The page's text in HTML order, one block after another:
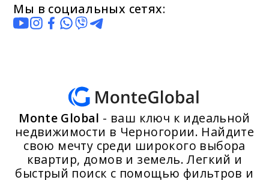
Мы в социальных сетях:
Monte Global - ваш ключ к идеальной
недвижимости в Черногории. Найдите
свою мечту среди широкого выбора
квартир, домов и земель. Легкий и
быстрый поиск с помощью фильтров и